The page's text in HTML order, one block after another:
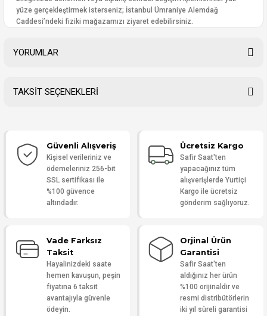
yüze gerçekleştirmek isterseniz; İstanbul Ümraniye Alemdağ
Caddesi’ndeki fiziki mağazamızı ziyaret edebilirsiniz.
YORUMLAR
Yorum Yaz
TAKSİT SEÇENEKLERİ
Güvenli Alışveriş
Kişisel verileriniz ve
ödemeleriniz 256-bit
SSL sertifikası ile
%100 güvence
altındadır.
Ücretsiz Kargo
Safir Saat'ten
yapacağınız tüm
alışverişlerde Yurtiçi
Kargo ile ücretsiz
gönderim sağlıyoruz.
Vade Farksız
Taksit
Hayalinizdeki saate
hemen kavuşun, peşin
fiyatına 6 taksit
avantajıyla güvenle
ödeyin.
Orjinal Ürün
Garantisi
Safir Saat'ten
aldığınız her ürün
%100 orijinaldir ve
resmi distribütörlerin
iki yıl süreli garantisi